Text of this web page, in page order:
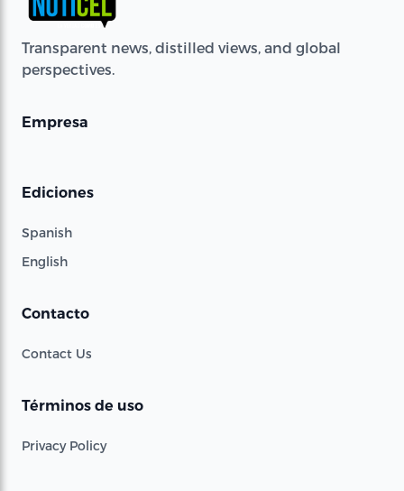
Transparent news, distilled views, and global
perspectives.
Empresa
Ediciones
Spanish
English
Contacto
Contact Us
Términos de uso
Privacy Policy